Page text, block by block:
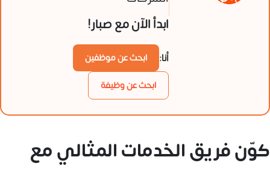
ابدأ الآن مع صبار!
أنا:
ابحث عن موظفين
ابحث عن وظيفة
كوّن فريق الخدمات المثالي مع